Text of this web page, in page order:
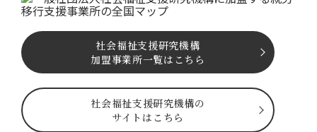
社会福祉⽀援研究機構
加盟事業所一覧はこちら
社会福祉⽀援研究機構の
サイトはこちら